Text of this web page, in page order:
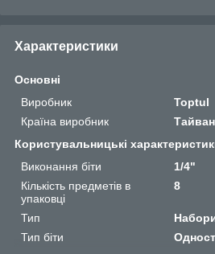
Характеристики
Основні
Виробник
Toptul
Країна виробник
Користувальницькі
Виконання біти
1/4"
Кількість предметів в
упаковці
8
Тип
Тип біти